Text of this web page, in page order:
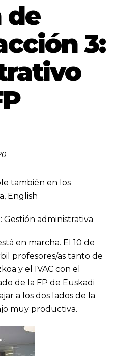
de
3:
también en los
, English
administrativa
en marcha. El 10 de
profesores/as tanto de
y el IVAC con el
de la FP de Euskadi
a los dos lados de la
muy productiva.